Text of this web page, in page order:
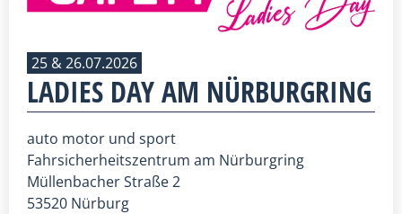
25 & 26.07.2026
LADIES DAY AM NÜRBURGRING
auto motor und sport
Fahrsicherheitszentrum am Nürburgring
Müllenbacher Straße 2
53520 Nürburg